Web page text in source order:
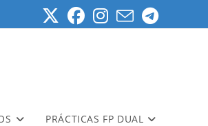
PRÁCTICAS FP DUAL